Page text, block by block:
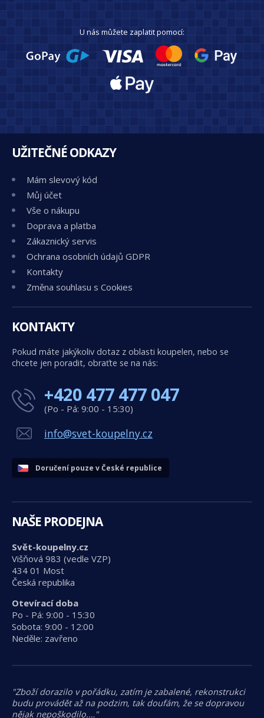
U nás můžete zaplatit pomocí:
UŽITEČNÉ ODKAZY
Mám slevový kód
Můj účet
Vše o nákupu
Doprava a platba
Zákaznický servis
Ochrana osobních údajů GDPR
Kontakty
Změna souhlasu s Cookies
KONTAKTY
Pokud máte jakýkoliv dotaz z oblasti koupelen, nebo se
chcete jen poradit, obraťte se na nás:
+420 477 477 047
(Po - Pá: 9:00 - 15:30)
info@svet-koupelny.cz
Doručení pouze v České republice
NAŠE PRODEJNA
Svět-koupelny.cz
Višňová 983 (vedle VZP)
434 01 Most
Česká republika
Otevírací doba
Po - Pá: 9:00 - 15:30
Sobota: 9:00 - 12:00
Neděle: zavřeno
"Zboží dorazilo v pořádku, zatím je zabalené, rekonstrukci
budu provádět až na podzim, tak doufám, že se dopravou
nějak nepoškodilo.…"